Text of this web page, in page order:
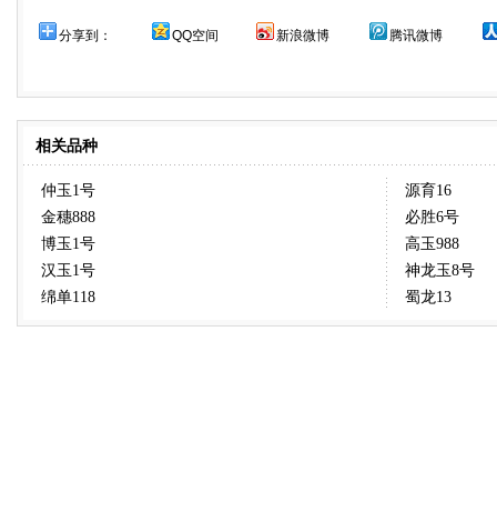
分享到： QQ空间 新浪微博 腾讯微博
相关品种
仲玉1号
金穗888
博玉1号
汉玉1号
绵单118
源育16
必胜6号
高玉988
神龙玉8号
蜀龙13